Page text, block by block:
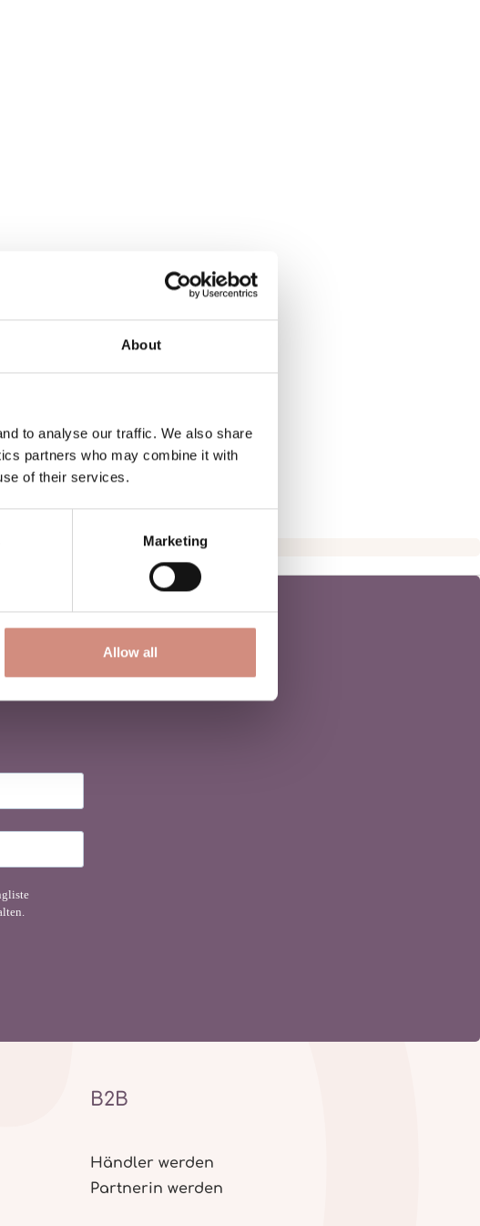
About
to analyse our traffic. We also share
partners who may combine it with
of their services.
Marketing
Allow all
B2B
Händler werden
Partnerin werden